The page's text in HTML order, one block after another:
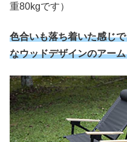
重80kgです）
色合いも落ち着いた感じ
なウッドデザインのアー